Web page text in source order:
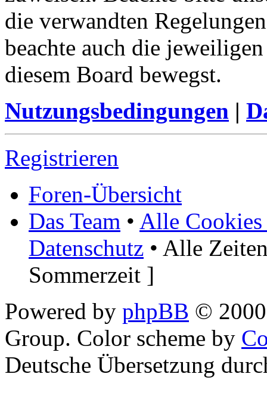
die verwandten
beachte auch die
diesem Board bewegst.
Nutzungsbedingungen |
Registrieren
Foren-Übersicht
Das Team • Alle Cookies
Datenschutz • Alle
Sommerzeit ]
Powered by phpBB ©
Group. Color scheme by
Deutsche Übersetzung